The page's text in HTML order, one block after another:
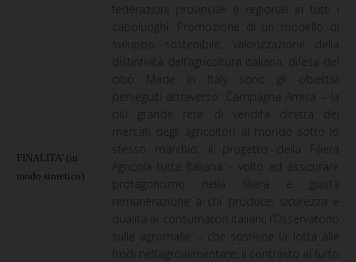
FINALITA’ (in
modo sintetico)
federazioni provinciali e regionali in tutti i
capoluoghi. Promozione di un modello di
sviluppo sostenibile, valorizzazione della
distintività dell’agricoltura italiana, difesa del
cibo Made in Italy sono gli obiettivi
perseguiti attraverso:
Campagna Amica – la
più grande rete di vendita diretta dei
mercati degli agricoltori al mondo sotto lo
stesso marchio; il progetto della Filiera
Agricola tutta Italiana – volto ad assicurare
protagonismo nella filiera e
giusta
remunerazione a chi produce, sicurezza e
qualità ai consumatori italiani; l’Osservatorio
sulle
agromafie – che sostiene la lotta alle
frodi nell’agroalimentare, il contrasto al furto